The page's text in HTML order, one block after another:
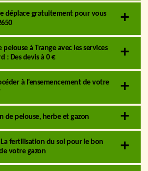
déplace gratuitement pour vous
à Trange avec les services
: Des devis à 0 €
à l’ensemencement de votre
de pelouse, herbe et gazon
fertilisation du sol pour le bon
votre gazon